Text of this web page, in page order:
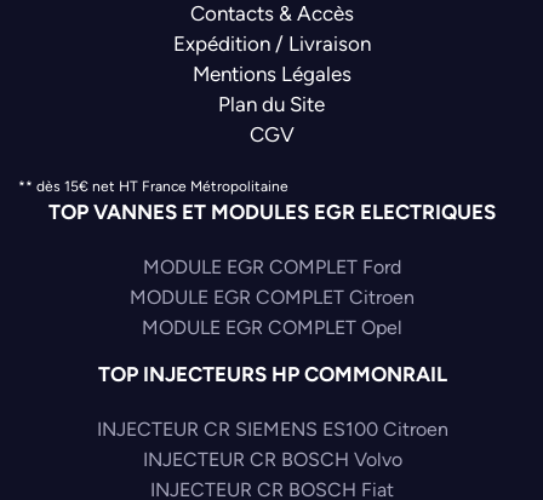
Contacts & Accès
Expédition / Livraison
Mentions Légales
Plan du Site
CGV
** dès 15€ net HT France Métropolitaine
TOP VANNES ET MODULES EGR ELECTRIQUES
MODULE EGR COMPLET Ford
MODULE EGR COMPLET Citroen
MODULE EGR COMPLET Opel
TOP INJECTEURS HP COMMONRAIL
INJECTEUR CR SIEMENS ES100 Citroen
INJECTEUR CR BOSCH Volvo
INJECTEUR CR BOSCH Fiat